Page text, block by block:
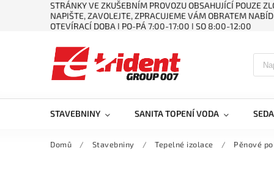
STRÁNKY VE ZKUŠEBNÍM PROVOZU OBSAHUJÍCÍ POUZE
NAPIŠTE, ZAVOLEJTE, ZPRACUJEME VÁM OBRATEM
OTEVÍRACÍ DOBA ǀ PO-PÁ 7:00-17:00 ǀ SO 8:00-12:00
STAVEBNINY SANITA TOPENÍ VODA
Domů / Stavebniny / Tepelné izolace / Pěnové